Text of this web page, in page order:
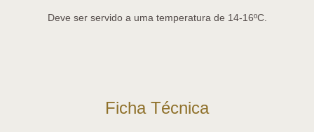
Deve ser servido a uma temperatura de 14-16ºC.
Ficha Técnica